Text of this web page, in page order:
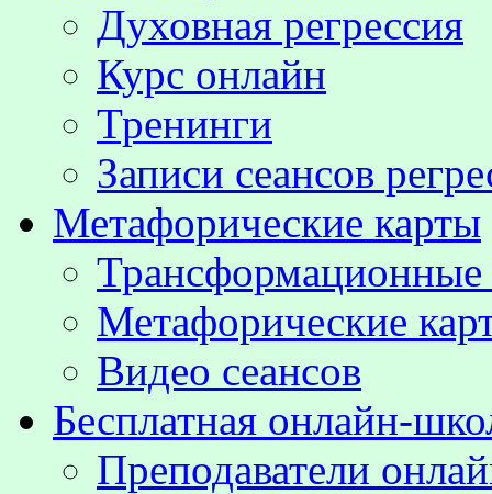
Духовная регрессия
Курс онлайн
Тренинги
Записи сеансов
Метафорические карты
Метафорические
Видео сеансов
Бесплатная онлайн-
Преподаватели